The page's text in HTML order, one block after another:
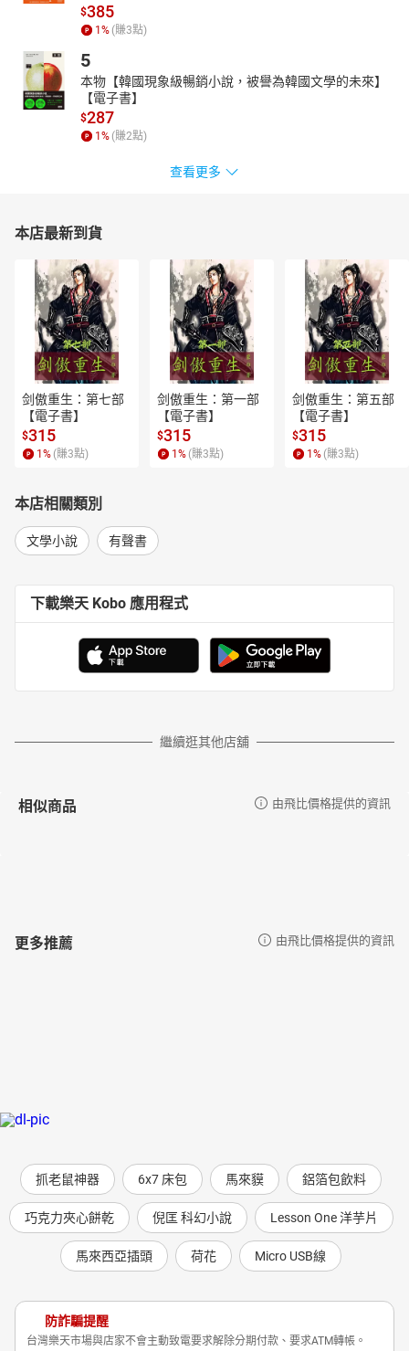
$385
1% (賺3點)
5
本物【韓國現象級暢銷小說，被譽為韓國文學的未來】
【電子書】
$287
1% (賺2點)
查看更多
本店最新到貨
剑傲重生：第七部
【電子書】
$315
1 % (賺3點)
剑傲重生：第一部
【電子書】
$315
1 % (賺3點)
剑傲重生：第五部
【電子書】
$315
1 % (賺3點)
本店相關類別
文學小說 有聲書
下載樂天 Kobo 應用程式
繼續逛其他店舖
相似商品 由飛比價格提供的資訊
更多推薦 由飛比價格提供的資訊
抓老鼠神器 6x7 床包 馬來貘 鋁箔包飲料
巧克力夾心餅乾 倪匡 科幻小說 Lesson One 洋芋片
馬來西亞插頭 荷花 Micro USB線
防詐騙提醒
台灣樂天市場與店家不會主動致電要求解除分期付款、要求ATM轉帳。